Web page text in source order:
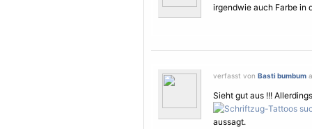
irgendwie auch Farbe in
verfasst von Basti bumbum
Sieht gut aus !!!
aussagt.